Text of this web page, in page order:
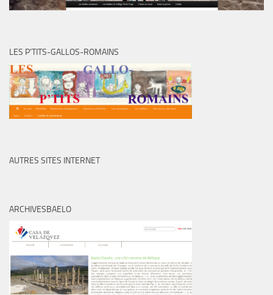
LES P’TITS-GALLOS-ROMAINS
AUTRES SITES INTERNET
ARCHIVESBAELO